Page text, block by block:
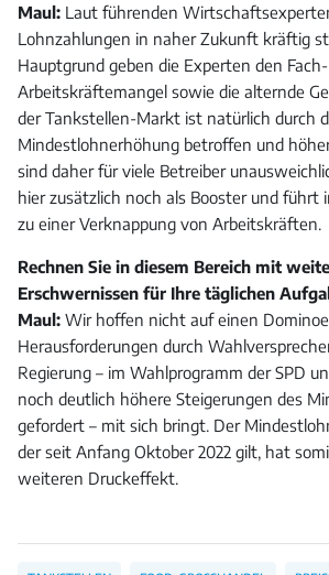
Maul: Laut führenden
Lohnzahlungen in naher Zukunft kräftig
Hauptgrund geben die Experten den
Arbeitskräftemangel sowie die alternde
der Tankstellen-Markt ist natürlich durch
Mindestlohnerhöhung betroffen und
sind daher für viele Betreiber
hier zusätzlich noch als Booster und führt
zu einer Verknappung von Arbeitskräften.
Rechnen Sie in diesem Bereich mit
Erschwernissen für Ihre täglichen
Maul: Wir hoffen nicht auf einen
Herausforderungen durch
Regierung – im Wahlprogramm der SPD
noch deutlich höhere Steigerungen des
gefordert – mit sich bringt. Der
der seit Anfang Oktober 2022 gilt, hat
weiteren Druckeffekt.